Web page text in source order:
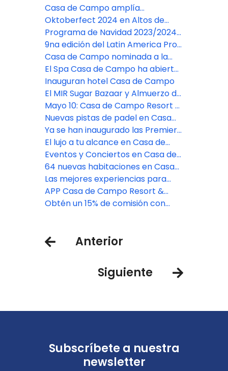
familiar en Playa Minitas
conectar Miami y La Romana con
un vuelo diario
Casa de Campo amplía
instalaciones con dos nuevas
canchas de pádel
Oktoberfect 2024 en Altos de
Chavón
Programa de Navidad 2023/2024
en Casa de Campo Resort
9na edición del Latin America Pro-
Am listo para llevarse a cabo en
Casa de Campo
Casa de Campo nominada a la
mejor marca de hoteles de lujo
El Spa Casa de Campo ha abierto
sus puertas
Inauguran hotel Casa de Campo
El MIR Sugar Bazaar y Almuerzo de
Dama 2023
Mayo 10: Casa de Campo Resort &
Villas: El destino de bienestar de
lujo
Nuevas pistas de padel en Casa
de Campo Resort
Ya se han inaugurado las Premier
Suites en Casa de Campo Resort
El lujo a tu alcance en Casa de
Campo Resort
Eventos y Conciertos en Casa de
Campo Resort & Villas
64 nuevas habitaciones en Casa
de Campo Resort & Villas
Las mejores experiencias para
grupos en el Caribe
APP Casa de Campo Resort &
Villas
Obtén un 15% de comisión con
Anterior
Siguiente
Subscríbete a nuestra
newsletter